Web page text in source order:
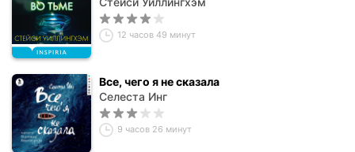
12 часов 49 минут
Все, чего я не сказала
Селеста Инг
9 часов 26 минут